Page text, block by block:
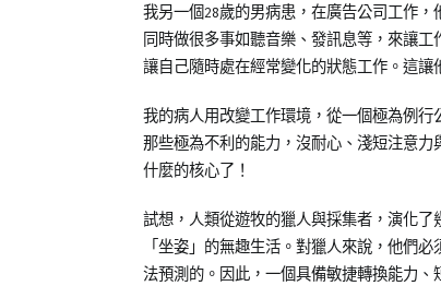
我另一個28歲的男病患，在廣告公司工作
同時做很多事如聽音樂、發訊息等，來讓
讓自己隨時處在經常變化的狀態工作。這讓
我的病人用改變工作環境，從一個極為例行
那些極為不利的能力，沒耐心、淺短注意力
什麼的核心了！
試想，人類從遊牧的獵人與採集者，演化
「坐姿」的無趣生活。對獵人來說，他們
法預測的。因此，一個具備敏捷轉換能力